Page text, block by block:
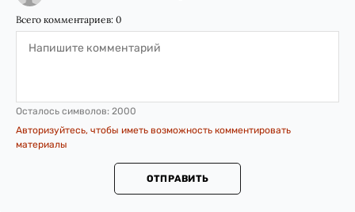
Всего комментариев: 0
Осталось символов: 2000
Авторизуйтесь, чтобы иметь возможность комментировать
материалы
ОТПРАВИТЬ